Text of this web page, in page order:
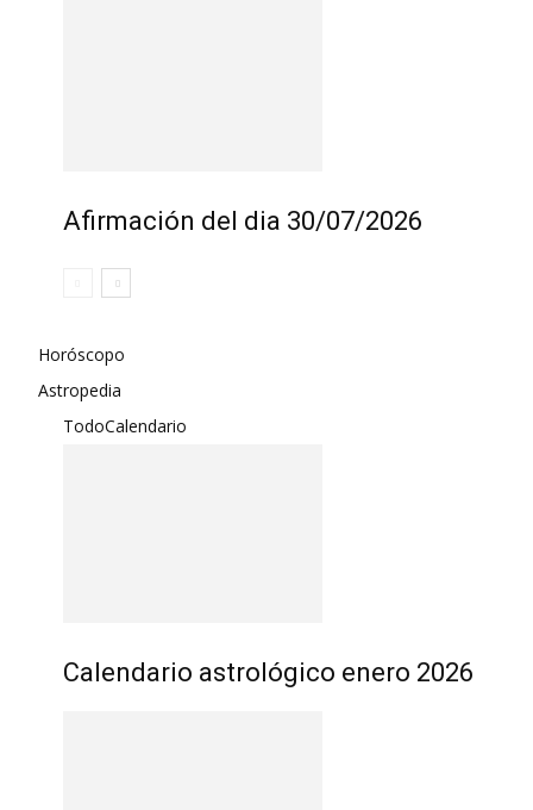
Afirmación del dia 30/07/2026
Horóscopo
Astropedia
TodoCalendario
Calendario astrológico enero 2026